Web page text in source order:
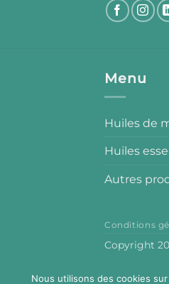
Menu
Huiles de
Huiles
Autres
Conditions
Copyright
Nous utilisons des cookies